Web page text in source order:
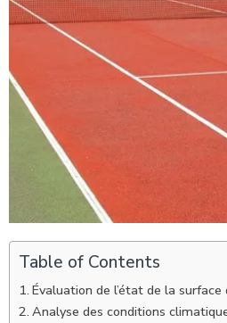
Table of Contents
Évaluation de l’état de la surface
Analyse des conditions